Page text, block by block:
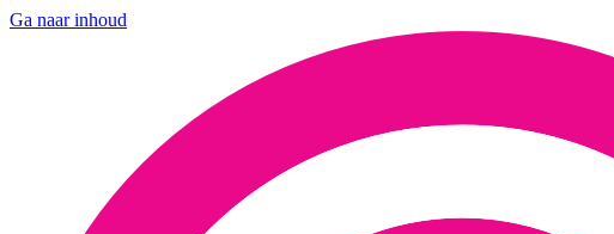
Ga naar inhoud